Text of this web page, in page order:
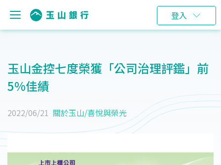
登入
玉山金控七度榮獲「公司治理評鑑」前
5%佳績
2022/06/21 關於玉山/喜悅與榮光